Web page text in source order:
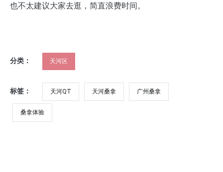
也不太建议大家去逛，简直浪费时间。
分类： 天河区
标签： 天河QT 天河桑拿 广州桑拿
桑拿体验